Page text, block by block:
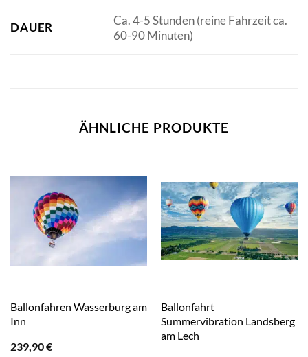
DAUER
Ca. 4-5 Stunden (reine Fahrzeit ca.
60-90 Minuten)
ÄHNLICHE PRODUKTE
Ballonfahren Wasserburg am
Inn
239,90€
Ballonfahrt
Summervibration Landsberg
am Lech